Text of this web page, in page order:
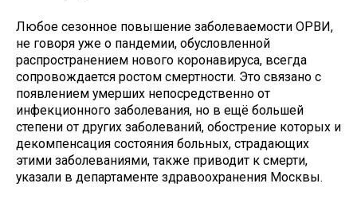
Любое сезонное повышение заболеваемости ОРВИ,
не говоря уже о пандемии, обусловленной
распространением нового коронавируса, всегда
сопровождается ростом смертности. Это связано с
появлением умерших непосредственно от
инфекционного заболевания, но в ещё большей
степени от других заболеваний, обострение которых и
декомпенсация состояния больных, страдающих
этими заболеваниями, также приводит к смерти,
указали в департаменте здравоохранения Москвы.